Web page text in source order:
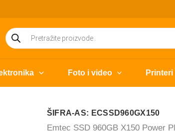
Products
search
Foto i video Printeri
ŠIFRA-AS: ECSSD960GX150
Emtec SSD 960GB X150 Power